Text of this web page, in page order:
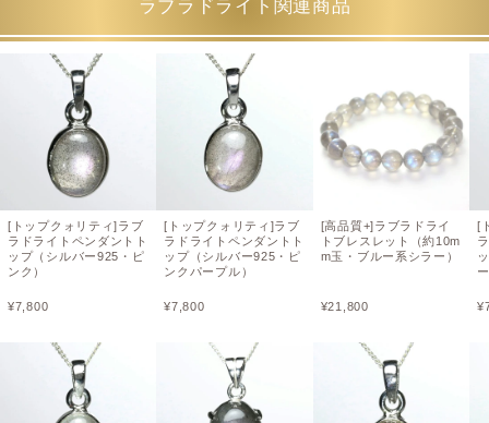
ラブラドライト関連商品
[トップクォリティ]ラブ
ラドライトペンダントト
ップ（シルバー925・ピ
ンク）
¥7,800
[トップクォリティ]ラブ
ラドライトペンダントト
ップ（シルバー925・ピ
ンクパープル）
¥7,800
[高品質+]ラブラドライ
トブレスレット（約10m
m玉・ブルー系シラー）
¥21,800
[
¥